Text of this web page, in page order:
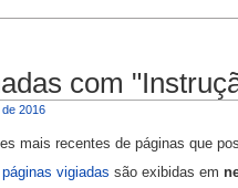
com
2016
mais recentes de páginas que
vigiadas são exibidas em